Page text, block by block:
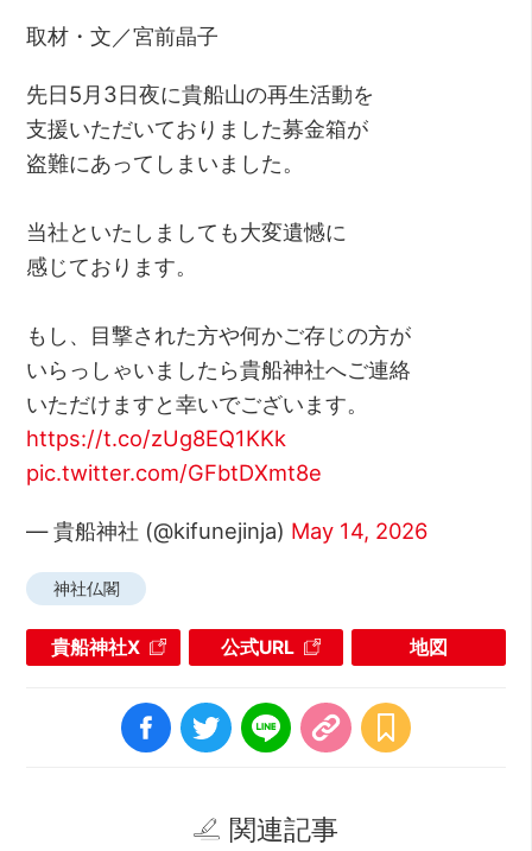
取材・文／宮前晶子
先日5月3日夜に貴船山の再生活動を
支援いただいておりました募金箱が
盗難にあってしまいました。
当社といたしましても大変遺憾に
感じております。
もし、目撃された方や何かご存じの方が
いらっしゃいましたら貴船神社へご連絡
いただけますと幸いでございます。
https://t.co/zUg8EQ1KKk
pic.twitter.com/GFbtDXmt8e
— 貴船神社 (@kifunejinja) May 14, 2026
神社仏閣
貴船神社X 公式URL 地図
関連記事